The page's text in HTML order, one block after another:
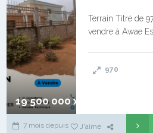
19 500 000 xaf
Terrain Titré de
vendre à Awae
l’Université
970
7 mois depuis J'aime